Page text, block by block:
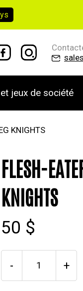
jeux de société
KNIGHTS
FLESH-
KNIGHTS
50 $
- +